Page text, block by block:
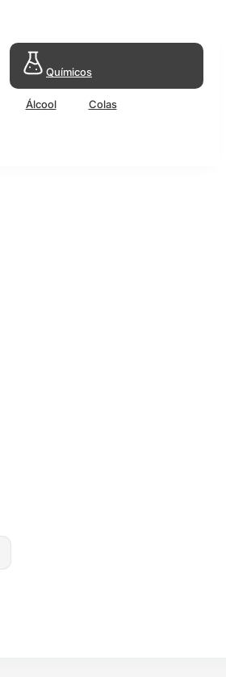
Químicos
Álcool Colas